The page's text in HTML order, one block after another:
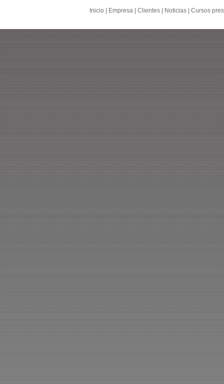
Inicio Empresa Clientes Noticias Cursos